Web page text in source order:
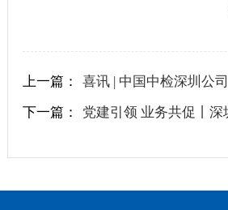
上一篇：
下一篇：